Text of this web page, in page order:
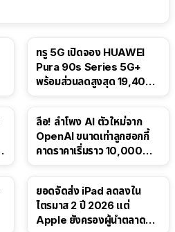
ทรู 5G เปิดจอง HUAWEI
Pura 90s Series 5G+
พร้อมส่วนลดสูงสุด 19,400
ลือ! ลำโพง AI ตัวใหม่จาก
OpenAI ขนาดเท่าลูกฮอกกี้
คาดราคาเริ่มราว 10,000
ยอดจัดส่ง iPad ลดลงใน
ไตรมาส 2 ปี 2026 แต่
Apple ยังครองผู้นำตลาด